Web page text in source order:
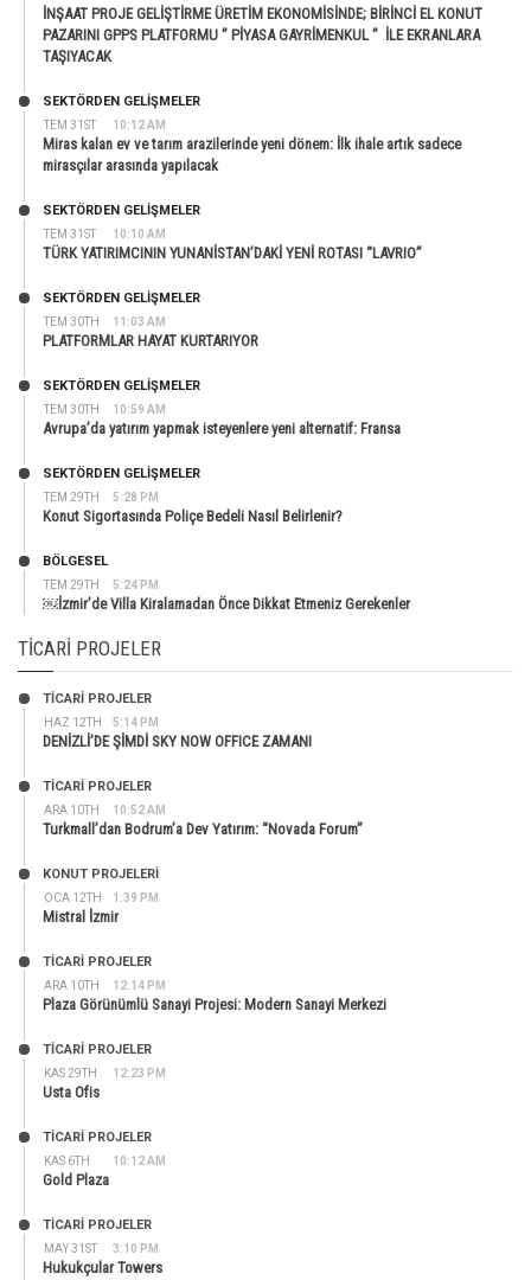
İNŞAAT PROJE GELİŞTİRME ÜRETİM EKONOMİSİNDE; BİRİNCİ EL KONUT
PAZARINI GPPS PLATFORMU ” PİYASA GAYRİMENKUL ” İLE EKRANLARA
TAŞIYACAK
TEM 31ST 10:12 AM
SEKTÖRDEN GELIŞMELER
Miras kalan ev ve tarım arazilerinde yeni dönem: İlk ihale artık sadece
mirasçılar arasında yapılacak
TEM 31ST 10:10 AM
SEKTÖRDEN GELIŞMELER
TÜRK YATIRIMCININ YUNANİSTAN’DAKİ YENİ ROTASI “LAVRIO”
TEM 30TH 11:03 AM
SEKTÖRDEN GELIŞMELER
PLATFORMLAR HAYAT KURTARIYOR
TEM 30TH 10:59 AM
SEKTÖRDEN GELIŞMELER
Avrupa’da yatırım yapmak isteyenlere yeni alternatif: Fransa
TEM 29TH 5:28 PM
SEKTÖRDEN GELIŞMELER
Konut Sigortasında Poliçe Bedeli Nasıl Belirlenir?
TEM 29TH 5:24 PM
BÖLGESEL
￼İzmir’de Villa Kiralamadan Önce Dikkat Etmeniz Gerekenler
TICARI PROJELER
HAZ 12TH 5:14 PM
TİCARİ PROJELER
DENİZLİ’DE ŞİMDİ SKY NOW OFFICE ZAMANI
ARA 10TH 10:52 AM
TİCARİ PROJELER
Turkmall’dan Bodrum’a Dev Yatırım: “Novada Forum”
OCA 12TH 1:39 PM
KONUT PROJELERI
Mistral İzmir
ARA 10TH 12:14 PM
TİCARİ PROJELER
Plaza Görünümlü Sanayi Projesi: Modern Sanayi Merkezi
KAS 29TH 12:23 PM
TİCARİ PROJELER
Usta Ofis
KAS 6TH 10:12 AM
TİCARİ PROJELER
Gold Plaza
MAY 31ST 3:10 PM
TİCARİ PROJELER
Hukukçular Towers